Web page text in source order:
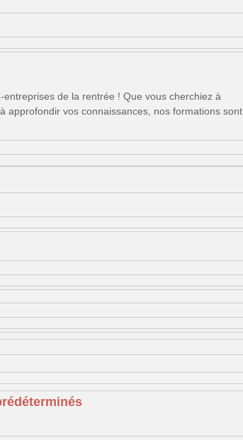
de la rentrée ! Que vous cherchiez à
approfondir vos connaissances, nos formations sont